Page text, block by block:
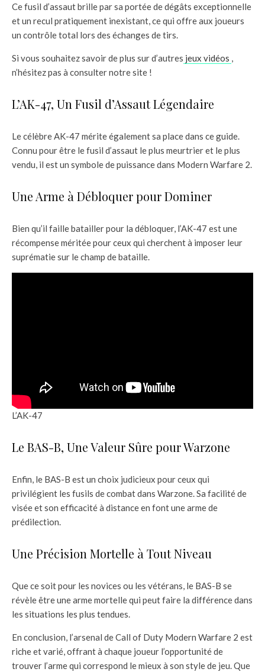
Ce fusil d’assaut brille par sa portée de dégâts exceptionnelle
et un recul pratiquement inexistant, ce qui offre aux joueurs
un contrôle total lors des échanges de tirs.
Si vous souhaitez savoir de plus sur d’autres jeux vidéos ,
n’hésitez pas à consulter notre site !
L’AK-47, Un Fusil d’Assaut Légendaire
Le célèbre AK-47 mérite également sa place dans ce guide.
Connu pour être le fusil d’assaut le plus meurtrier et le plus
vendu, il est un symbole de puissance dans Modern Warfare 2.
Une Arme à Débloquer pour Dominer
Bien qu’il faille batailler pour la débloquer, l’AK-47 est une
récompense méritée pour ceux qui cherchent à imposer leur
suprématie sur le champ de bataille.
L’AK-47
Le BAS-B, Une Valeur Sûre pour Warzone
Enfin, le BAS-B est un choix judicieux pour ceux qui
privilégient les fusils de combat dans Warzone. Sa facilité de
visée et son efficacité à distance en font une arme de
prédilection.
Une Précision Mortelle à Tout Niveau
Que ce soit pour les novices ou les vétérans, le BAS-B se
révèle être une arme mortelle qui peut faire la différence dans
les situations les plus tendues.
En conclusion, l’arsenal de Call of Duty Modern Warfare 2 est
riche et varié, offrant à chaque joueur l’opportunité de
trouver l’arme qui correspond le mieux à son style de jeu. Que